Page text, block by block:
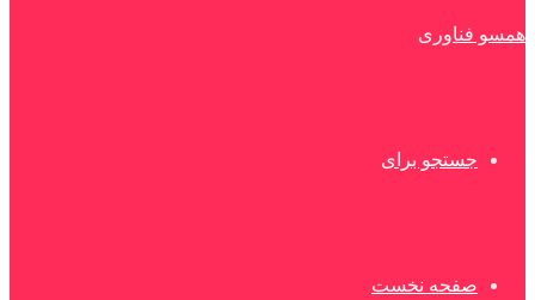
همسو فناوری
جستجو برای
صفحه نخست